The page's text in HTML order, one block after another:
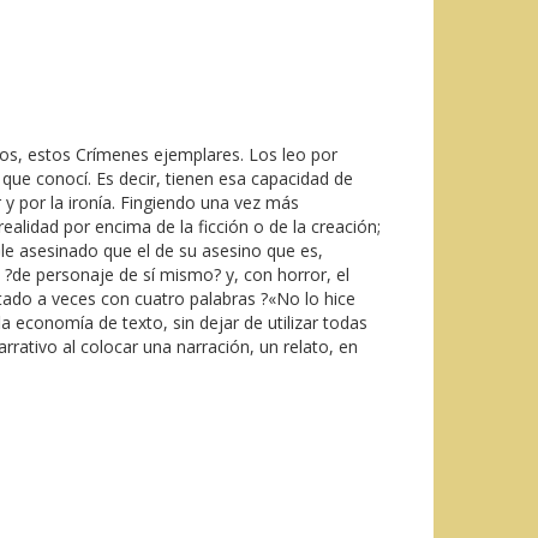
estos Crímenes ejemplares. Los leo por
conocí. Es decir, tienen esa capacidad de
por la ironía. Fingiendo una vez más
por encima de la ficción o de la creación;
asesinado que el de su asesino que es,
personaje de sí mismo? y, con horror, el
a veces con cuatro palabras ?«No lo hice
economía de texto, sin dejar de utilizar todas
al colocar una narración, un relato, en